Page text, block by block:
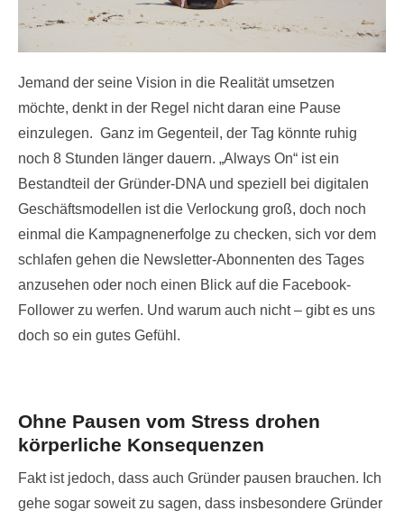
Jemand der seine Vision in die Realität umsetzen
möchte, denkt in der Regel nicht daran eine Pause
einzulegen. Ganz im Gegenteil, der Tag könnte ruhig
noch 8 Stunden länger dauern. „Always On“ ist ein
Bestandteil der Gründer-DNA und speziell bei digitalen
Geschäftsmodellen ist die Verlockung groß, doch noch
einmal die Kampagnenerfolge zu checken, sich vor dem
schlafen gehen die Newsletter-Abonnenten des Tages
anzusehen oder noch einen Blick auf die Facebook-
Follower zu werfen. Und warum auch nicht – gibt es uns
doch so ein gutes Gefühl.
Ohne Pausen vom Stress drohen
körperliche Konsequenzen
Fakt ist jedoch, dass auch Gründer pausen brauchen. Ich
gehe sogar soweit zu sagen, dass insbesondere Gründer